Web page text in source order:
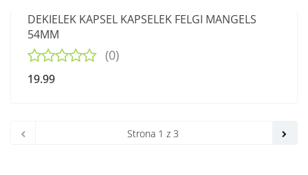
DEKIELEK KAPSEL KAPSELEK FELGI MANGELS
54MM
(0)
19.99